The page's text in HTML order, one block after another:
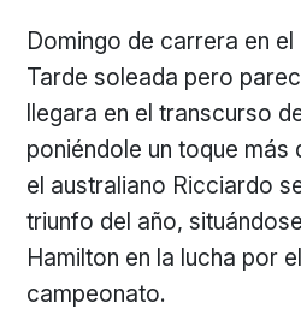
Domingo de carrera en
Tarde soleada pero
llegara en el transcurso
poniéndole un toque más
el australiano Ricciardo
triunfo del año,
Hamilton en la lucha por
campeonato.